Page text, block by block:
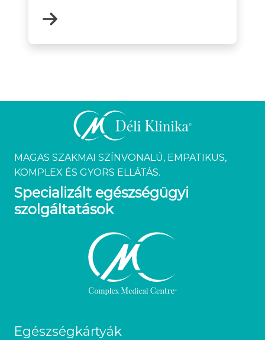
MAGAS SZAKMAI SZÍNVONALÚ, EMPATIKUS,
KOMPLEX ÉS GYORS ELLÁTÁS.
Specializált egészségügyi
szolgáltatások
Egészségkártyák